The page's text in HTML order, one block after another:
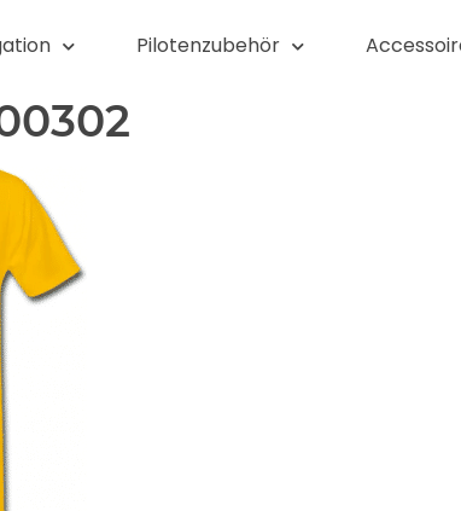
Pilotenzubehör